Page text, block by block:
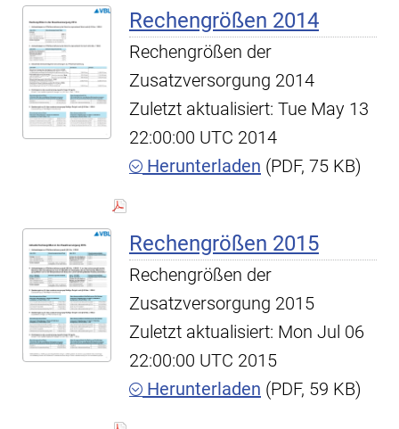
Rechengrößen 2014
Rechengrößen der
Zusatzversorgung 2014
Zuletzt aktualisiert: Tue May 13
22:00:00 UTC 2014
Herunterladen (PDF, 75 KB)
Rechengrößen 2015
Rechengrößen der
Zusatzversorgung 2015
Zuletzt aktualisiert: Mon Jul 06
22:00:00 UTC 2015
Herunterladen (PDF, 59 KB)